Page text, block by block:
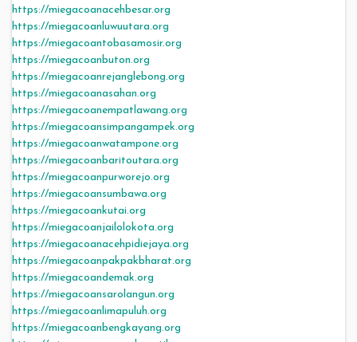
https://miegacoanacehbesar.org
https://miegacoanluwuutara.org
https://miegacoantobasamosir.org
https://miegacoanbuton.org
https://miegacoanrejanglebong.org
https://miegacoanasahan.org
https://miegacoanempatlawang.org
https://miegacoansimpangampek.org
https://miegacoanwatampone.org
https://miegacoanbaritoutara.org
https://miegacoanpurworejo.org
https://miegacoansumbawa.org
https://miegacoankutai.org
https://miegacoanjailolokota.org
https://miegacoanacehpidiejaya.org
https://miegacoanpakpakbharat.org
https://miegacoandemak.org
https://miegacoansarolangun.org
https://miegacoanlimapuluh.org
https://miegacoanbengkayang.org